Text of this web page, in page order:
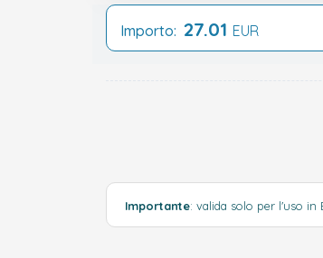
Importo: 27.01 EUR
Importante: valida solo per l'uso in